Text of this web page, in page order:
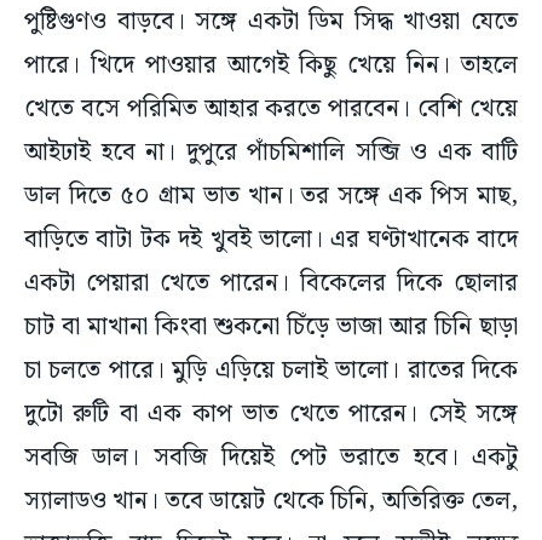
পুষ্টিগুণও বাড়বে। সঙ্গে একটা ডিম সিদ্ধ খাওয়া যেতে
পারে। খিদে পাওয়ার আগেই কিছু খেয়ে নিন। তাহলে
খেতে বসে পরিমিত আহার করতে পারবেন। বেশি খেয়ে
আইঢাই হবে না। দুপুরে পাঁচমিশালি সব্জি ও এক বাটি
ডাল দিতে ৫০ গ্রাম ভাত খান। তর সঙ্গে এক পিস মাছ,
বাড়িতে বাটা টক দই খুবই ভালো। এর ঘণ্টাখানেক বাদে
একটা পেয়ারা খেতে পারেন। বিকেলের দিকে ছোলার
চাট বা মাখানা কিংবা শুকনো চিঁড়ে ভাজা আর চিনি ছাড়া
চা চলতে পারে। মুড়ি এড়িয়ে চলাই ভালো। রাতের দিকে
দুটো রুটি বা এক কাপ ভাত খেতে পারেন। সেই সঙ্গে
সবজি ডাল। সবজি দিয়েই পেট ভরাতে হবে। একটু
স্যালাডও খান। তবে ডায়েট থেকে চিনি, অতিরিক্ত তেল,